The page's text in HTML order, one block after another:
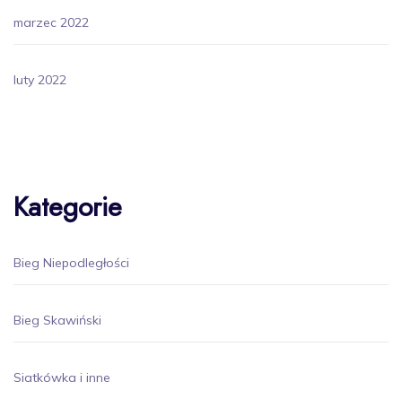
marzec 2022
luty 2022
Kategorie
Bieg Niepodległości
Bieg Skawiński
Siatkówka i inne